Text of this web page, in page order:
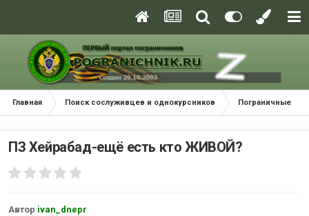
Главная Поиск сослуживцев и однокурсников Пограничные
ПЗ Хейрабад-ещё есть кто ЖИВОЙ?
Автор ivan_dnepr